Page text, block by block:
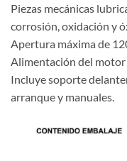
Piezas mecánicas
corrosión, oxidación y
Apertura máxima de
Alimentación del motor
Incluye soporte
arranque y manuales.